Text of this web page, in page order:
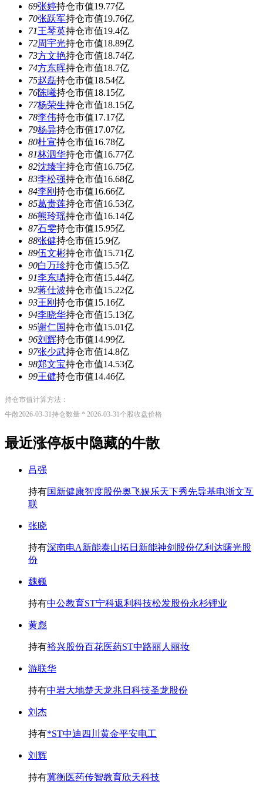
69张婷持仓市值19.77亿
70张跃军持仓市值19.76亿
71王琴英持仓市值19.4亿
72周宇光持仓市值18.89亿
73方文艳持仓市值18.74亿
74方东晖持仓市值18.7亿
75赵磊持仓市值18.54亿
76陈曦持仓市值18.15亿
77杨荣生持仓市值18.15亿
78李伟持仓市值17.17亿
79杨异持仓市值17.07亿
80杜宣持仓市值16.78亿
81林泗华持仓市值16.77亿
82沈臻宇持仓市值16.75亿
83李松强持仓市值16.68亿
84李刚 持仓市值16.66亿
85葛贵莲持仓市值16.53亿
86熊玲瑶持仓市值16.14亿
87石雯持仓市值15.95亿
88张健持仓市值15.9亿
89伍文彬持仓市值15.71亿
90白万珍持仓市值15.5亿
91李东璘持仓市值15.44亿
92蒋仕波持仓市值15.22亿
93王刚 持仓市值15.16亿
94李晓华持仓市值15.13亿
95谢仁国持仓市值15.01亿
96刘辉持仓市值14.99亿
97张少武持仓市值14.8亿
98郑文宝持仓市值14.53亿
99王健持仓市值14.46亿
持仓市值计算方法：
牛散2026-03-31持仓数量 * 2026-03-31个股收盘价格
最近涨停板中隐藏的牛散
吕强
持有国新健康智度股份奥飞娱乐天下秀先导基电浙文互
联
张晓
持有深南电A新能泰山拓日新能神剑股份亿利达曙光股
份
魏巍
持有中公教育ST宁科返利科技松发股份永杉锂业
黄彪
持有裕兴股份百花医药ST中路丽人丽妆
游联华
持有中岩大地楚天龙兆日科技圣龙股份
刘杰
持有*ST中迪 四川黄金平安电工
刘辉
持有冀衡医药传智教育欣天科技